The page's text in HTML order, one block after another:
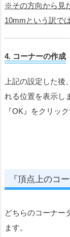
※その方向から見
10mmという訳で
4. コーナーの作成
上記の設定した
れる位置を表示し
『OK』をクリッ
『頂点上のコー
どちらのコーナー
ます。